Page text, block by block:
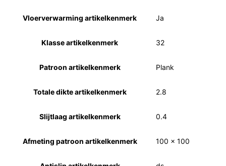
Vloerverwarming artikelkenmerk Ja
Klasse artikelkenmerk 32
Patroon artikelkenmerk Plank
Totale dikte artikelkenmerk 2.8
Slijtlaag artikelkenmerk 0.4
Afmeting patroon artikelkenmerk 100 x 100